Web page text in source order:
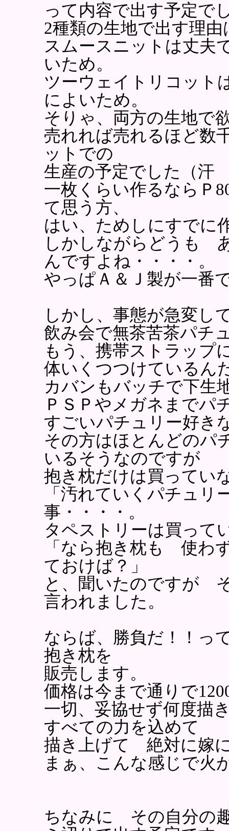
って内容で出す予定で
2種類の生地で出す理由
スムースニットは丈夫
いため。
ツーウェイトリコット
によいため。
そりゃ、両方の生地で
売れれば売れるほど数
ットでの
生産の予定でした（汗
一枚くらい作るならＰ
て思う方、
はい、ためしにすでに
しかしながらどうも
んですよね・・・・。
やっぱＡ＆Ｊ製が一番
しかし、事態が急変し
飲み会で無茶苦茶パチ
もう、携帯ストラップ
体いくつつけているん
カバンもバッチで下生
ＰＳＰやメガネまでパ
すごいパチュリー好き
その方はほとんどのパ
いるそうなのですが
抱き枕だけは買ってい
「汚れていくパチュリ
事・・・・。
タペストリーは買って
「なら抱き枕も 使わ
ておけば？」
と、聞いたのですが
言われました。
ならば、勝負だ！！っ
抱き枕を
販売します。
価格は今まで通りで
一切、妥協せず何度描
すべての力を込めて
描き上げて 絶対に嫁
まぁ、こんな感じで火
ちなみに その自分の